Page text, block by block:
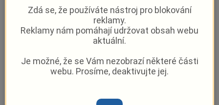
Souboj o radnice v Plzeňském kraji
odstartoval: Kandidátky jsou podány,
podílíte se na rozhodování i vy?
(ANKETA)
Vojtěch Kuna: Slibujeme, nešetříme!
Aneb politické programy do
Zdá se, že používáte nástroj pro blokování
reklamy.
Reklamy nám pomáhají udržovat obsah webu
aktuální.
Je možné, že se Vám nezobrazí některé části
webu. Prosíme, deaktivujte jej.